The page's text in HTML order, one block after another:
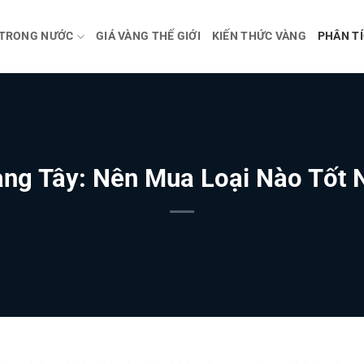
NƯỚC GIÁ VÀNG THẾ GIỚI KIẾN THỨC VÀNG PHÂN
Tây: Nên Mua Loại Nào Tốt